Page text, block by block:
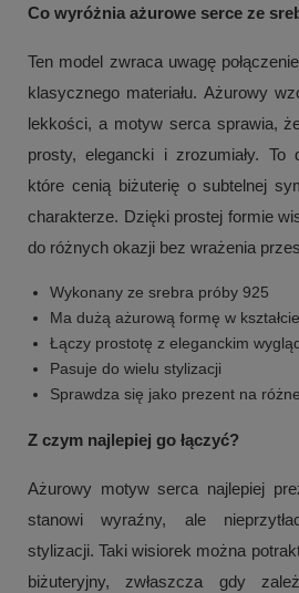
Co wyróżnia ażurowe serce ze
Ten model zwraca uwagę
klasycznego materiału. Ażurowy
lekkości, a motyw serca sprawia,
prosty, elegancki i zrozumiały.
które cenią biżuterię o subtelnej
charakterze. Dzięki prostej formie
do różnych okazji bez wrażenia
Wykonany ze srebra próby 925
Ma dużą ażurową formę w
Łączy prostotę z eleganckim
Pasuje do wielu stylizacji
Sprawdza się jako prezent na
Z czym najlepiej go łączyć?
Ażurowy motyw serca najlepiej
stanowi wyraźny, ale
stylizacji. Taki wisiorek można
biżuteryjny, zwłaszcza gdy